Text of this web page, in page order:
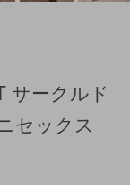
サークルド
セックス